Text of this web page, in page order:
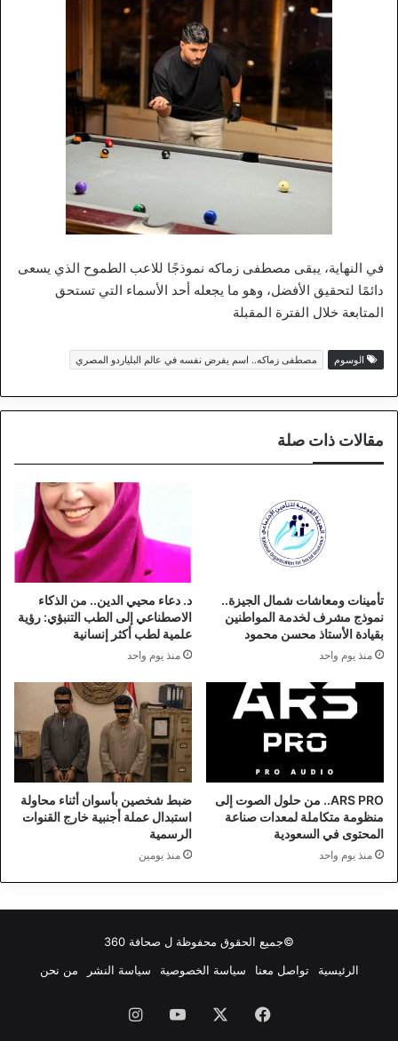
في النهاية، يبقى مصطفى زماكه نموذجًا للاعب الطموح الذي يسعى
دائمًا لتحقيق الأفضل، وهو ما يجعله أحد الأسماء التي تستحق
المتابعة خلال الفترة المقبلة
الوسوم مصطفى زماكه.. اسم يفرض نفسه في عالم البلياردو المصري
مقالات ذات صلة
تأمينات ومعاشات شمال الجيزة..
نموذج مشرف لخدمة المواطنين
بقيادة الأستاذ محسن محمود
منذ يوم واحد
د. دعاء محيي الدين.. من الذكاء
الاصطناعي إلى الطب التنبؤي: رؤية
علمية لطب أكثر إنسانية
منذ يوم واحد
ARS PRO.. من حلول الصوت إلى
منظومة متكاملة لمعدات صناعة
المحتوى في السعودية
منذ يوم واحد
ضبط شخصين بأسوان أثناء محاولة
استبدال عملة أجنبية خارج القنوات
الرسمية
منذ يومين
©جميع الحقوق محفوظة ل صحافة 360
الرئيسية
تواصل معنا سياسة الخصوصية سياسة النشر من نحن
فيسبوك ‫YouTube